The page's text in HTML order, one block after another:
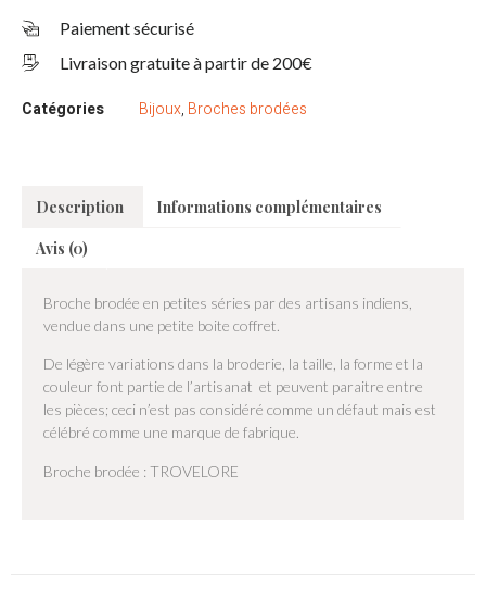
Paiement sécurisé
Livraison gratuite à partir de 200€
Catégories Bijoux, Broches brodées
Description Informations complémentaires
Avis (0)
Broche brodée en petites séries par des artisans indiens,
vendue dans une petite boite coffret.
De légère variations dans la broderie, la taille, la forme et la
couleur font partie de l’artisanat et peuvent paraitre entre
les pièces; ceci n’est pas considéré comme un défaut mais est
célébré comme une marque de fabrique.
Broche brodée : TROVELORE